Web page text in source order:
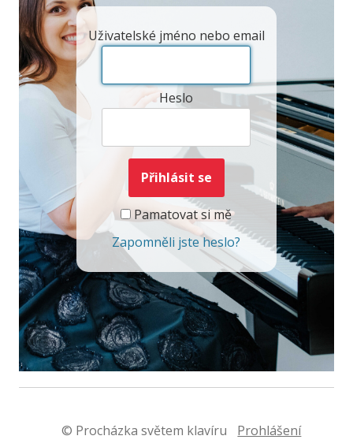
Uživatelské jméno nebo email
Heslo
Pamatovat si mě
Zapomněli jste heslo?
© Procházka světem klavíru Prohlášení